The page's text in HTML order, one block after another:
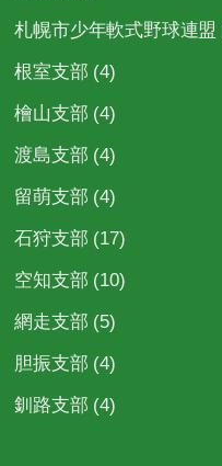
札幌市少年軟式野球連盟
根室支部 (4)
檜山支部 (4)
渡島支部 (4)
留萌支部 (4)
石狩支部 (17)
空知支部 (10)
網走支部 (5)
胆振支部 (4)
釧路支部 (4)